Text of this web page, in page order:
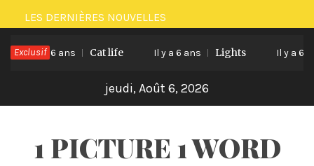
Passer
au
contenu
LES DERNIÈRES NOUVELLES
Exclusif
Il y a 6 ans Cat life Il y a 6 ans Lights Il y a 6 ans
jeudi, Août 6, 2026
1 PICTURE 1 WORD